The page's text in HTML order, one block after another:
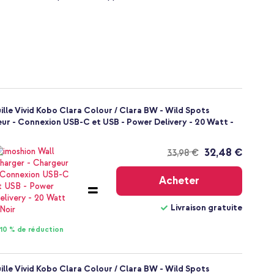
Vivid Kobo Clara Colour / Clara BW - Wild Spots
- Connexion USB-C et USB - Power Delivery - 20 Watt -
10 % de réduction
33,98 €
Livraison
32,48 €
Acheter
Livraison gratuite
Vivid Kobo Clara Colour / Clara BW - Wild Spots